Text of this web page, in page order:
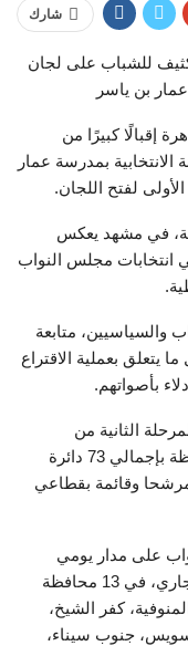
شارك
كثيف للشباب على لجان
بن ياسر
إقبالًا كبيرًا من
الانتخابية بمدرسة عمار
لفتح اللجان.
في مشهد يعكس
انتخابات مجلس النواب
والسياسيين، متابعة
يتعلق بعملية الاقتراع
بأصواتهم.
الثانية من
انتخابات مجلس النواب 2025، في 13 محافظة بإجمالي 73 دائرة
يتنافس فيها بالنظام الفردى 1316 مرشحا وقائمة بقطاعي
على مدار يومي
الاثنين والثلاثاء الموافقين 24 و25 نوفمبر الجاري، في 13 محافظة
كفر الشيخ،
جنوب سيناء،